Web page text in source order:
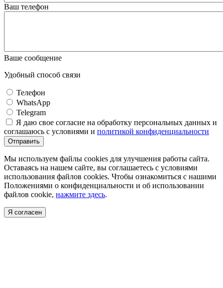
Ваш телефон
Ваше сообщение
Удобный способ связи
Телефон
WhatsApp
Telegram
Я даю свое согласие на обработку персональных данных и
соглашаюсь с условиями и политикой конфиденциальности
Отправить
Мы используем файлы cookies для улучшения работы сайта.
Оставаясь на нашем сайте, вы соглашаетесь с условиями
использования файлов cookies. Чтобы ознакомиться с нашими
Положениями о конфиденциальности и об использовании
файлов cookie, нажмите здесь.
Я согласен